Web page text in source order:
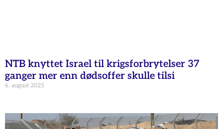
NTB knyttet Israel til krigsforbrytelser 37
ganger mer enn dødsoffer skulle tilsi
6. august 2025